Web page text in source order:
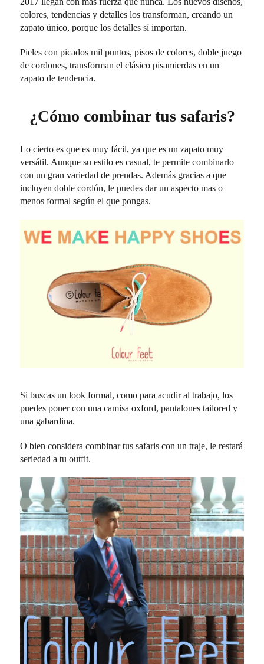
colores, tendencias y detalles los transforman, creando un
zapato único, porque los detalles sí importan.
Pieles con picados mil puntos, pisos de colores, doble juego
de cordones, transforman el clásico pisamierdas en un
zapato de tendencia.
¿Cómo combinar tus safaris?
Lo cierto es que es muy fácil, ya que es un zapato muy
versátil. Aunque su estilo es casual, te permite combinarlo
con un gran variedad de prendas. Además gracias a que
incluyen doble cordón, le puedes dar un aspecto mas o
menos formal según el que pongas.
Si buscas un look formal, como para acudir al trabajo, los
puedes poner con una camisa oxford, pantalones tailored y
una gabardina.
O bien considera combinar tus safaris con un traje, le restará
seriedad a tu outfit.